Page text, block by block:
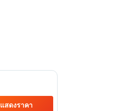
แสดงราคา